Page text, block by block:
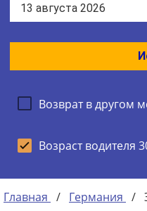
Возврат в другом
Возраст водителя
Главная / Германия /